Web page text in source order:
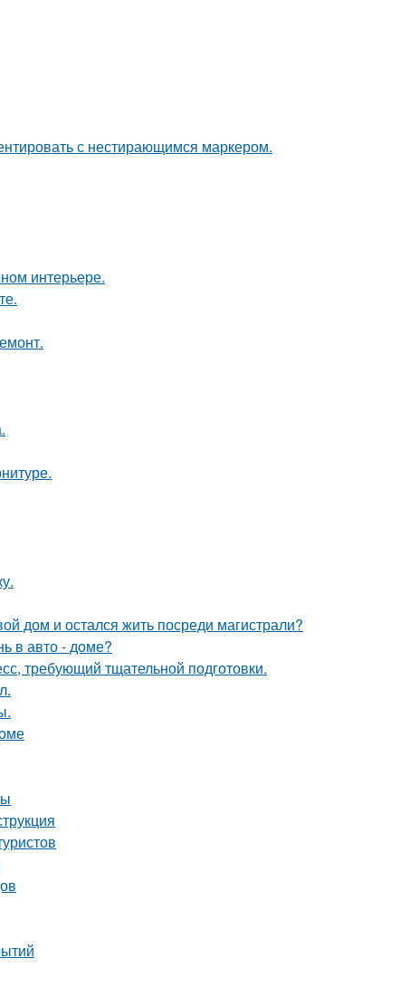
с нестирающимся маркером.
интерьере.
дом и остался жить посреди магистрали?
в авто - доме?
требующий тщательной подготовки.